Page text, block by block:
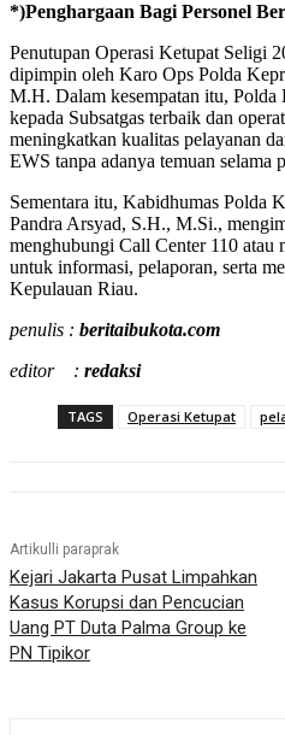
*)Penghargaan Bagi Personel
Penutupan Operasi Ketupat Seligi
dipimpin oleh Karo Ops Polda
M.H. Dalam kesempatan itu, Polda
kepada Subsatgas terbaik dan
meningkatkan kualitas pelayanan
EWS tanpa adanya temuan selama
Sementara itu, Kabidhumas Polda
Pandra Arsyad, S.H., M.Si.,
menghubungi Call Center 110 atau
untuk informasi, pelaporan, serta
Kepulauan Riau.
penulis : beritaibukota.com
editor : redaksi
TAGS Operasi Ketupat
Artikulli paraprak
Kejari Jakarta Pusat Limpahkan
Kasus Korupsi dan Pencucian
Uang PT Duta Palma Group ke
PN Tipikor